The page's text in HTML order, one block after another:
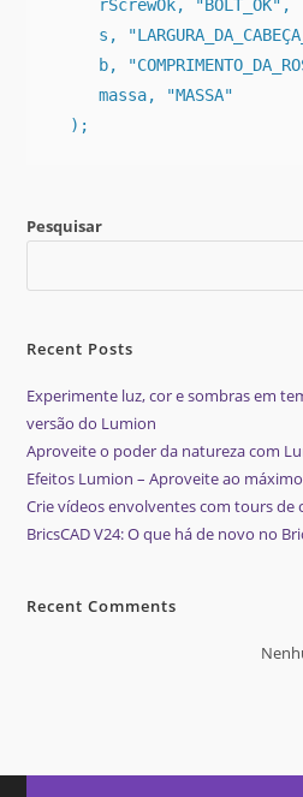
     massa, "MASSA"
  );
Pesquisar
Recent Posts
Experimente luz, cor e sombras em
versão do Lumion
Aproveite o poder da natureza com
Efeitos Lumion – Aproveite ao
Crie vídeos envolventes com tours de
BricsCAD V24: O que há de novo no
Recent Comments